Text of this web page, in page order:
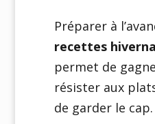
Préparer à
recettes
permet de
résister aux
de garder le cap.